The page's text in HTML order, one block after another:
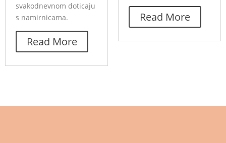
svakodnevnom doticaju
s namirnicama.
Read More
Read More